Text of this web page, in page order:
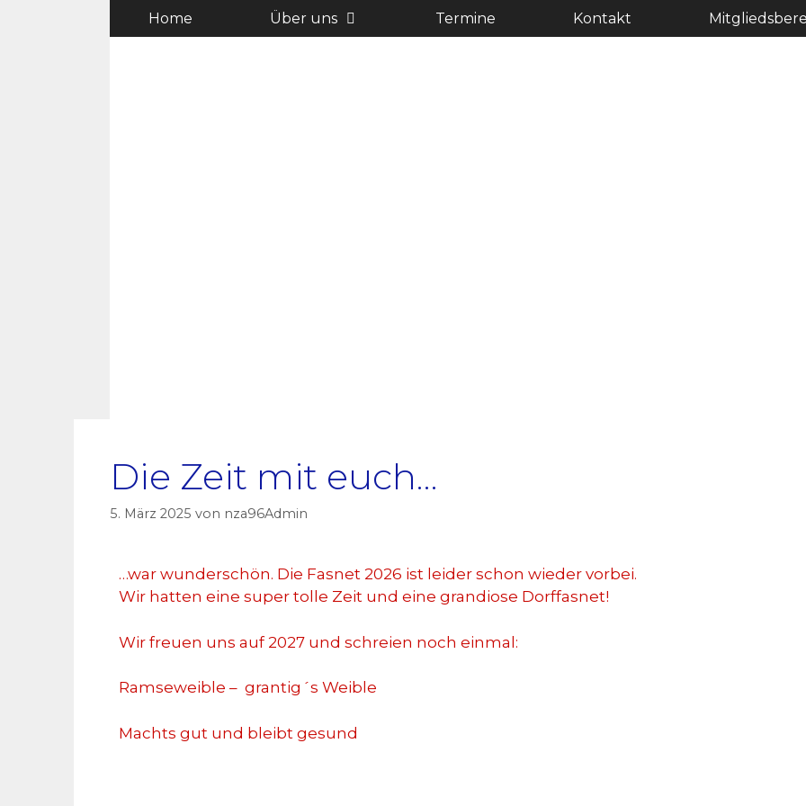
Home Über uns Termine Kontakt
Die Zeit mit euch…
5. März 2025 von nza96Admin
…war wunderschön. Die Fasnet 2026 ist leider schon wieder vorbei.
Wir hatten eine super tolle Zeit und eine grandiose Dorffasnet!
Wir freuen uns auf 2027 und schreien noch einmal:
Ramseweible – grantig´s Weible
Machts gut und bleibt gesund